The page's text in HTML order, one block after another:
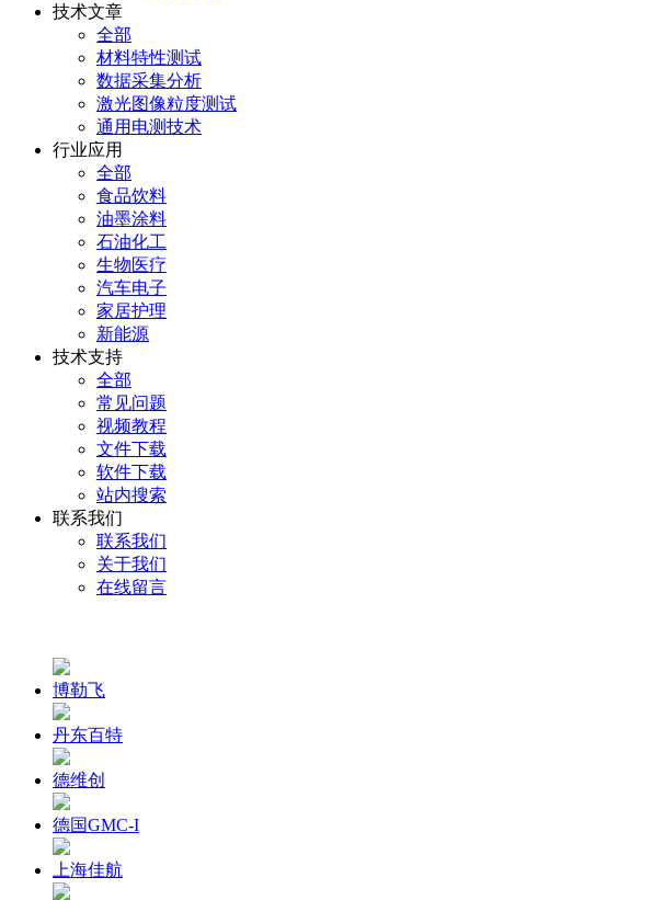
技术文章
全部
材料特性测试
数据采集分析
激光图像粒度测试
通用电测技术
行业应用
全部
食品饮料
油墨涂料
石油化工
生物医疗
汽车电子
家居护理
新能源
技术支持
全部
常见问题
视频教程
文件下载
软件下载
站内搜索
联系我们
联系我们
关于我们
在线留言
博勒飞
丹东百特
德维创
德国GMC-I
上海佳航